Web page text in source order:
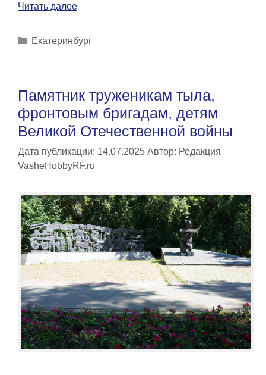
Читать далее
Рубрики
Екатеринбург
Памятник труженикам тыла,
фронтовым бригадам, детям
Великой Отечественной войны
Дата публикации: 14.07.2025 Автор: Редакция
VasheHobbyRF.ru